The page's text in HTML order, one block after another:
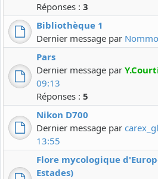
Réponses : 3
Bibliothèque 1
Dernier message par Nommo
Pars
Dernier message par
09:13
Réponses : 5
Nikon D700
Dernier message par
13:55
Flore mycologique
Estades)